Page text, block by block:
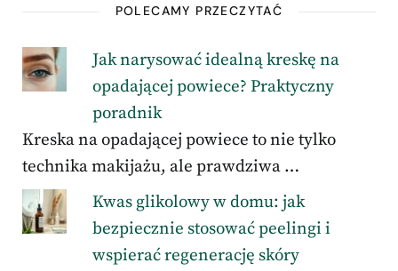
POLECAMY PRZECZYTAĆ
Jak narysować idealną kreskę na
opadającej powiece? Praktyczny
poradnik
Kreska na opadającej powiece to nie tylko
technika makijażu, ale prawdziwa …
Kwas glikolowy w domu: jak
bezpiecznie stosować peelingi i
wspierać regenerację skóry